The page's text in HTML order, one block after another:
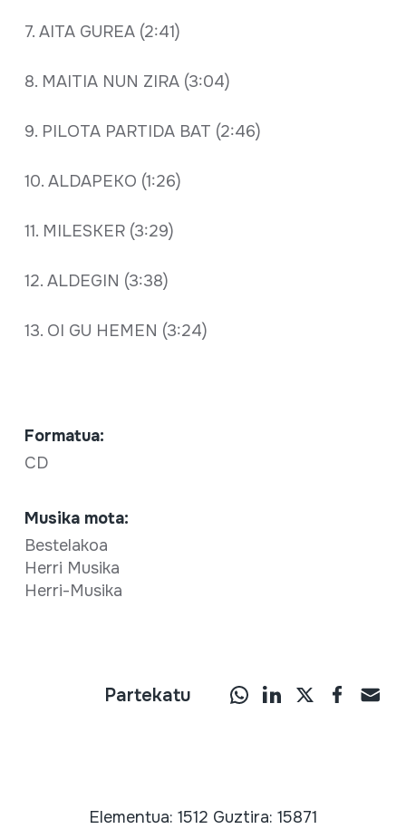
7. AITA GUREA (2:41)
8. MAITIA NUN ZIRA (3:04)
9. PILOTA PARTIDA BAT (2:46)
10. ALDAPEKO (1:26)
11. MILESKER (3:29)
12. ALDEGIN (3:38)
13. OI GU HEMEN (3:24)
Formatua:
CD
Musika mota:
Bestelakoa
Herri Musika
Herri-Musika
Partekatu
Elementua: 1512 Guztira: 15871